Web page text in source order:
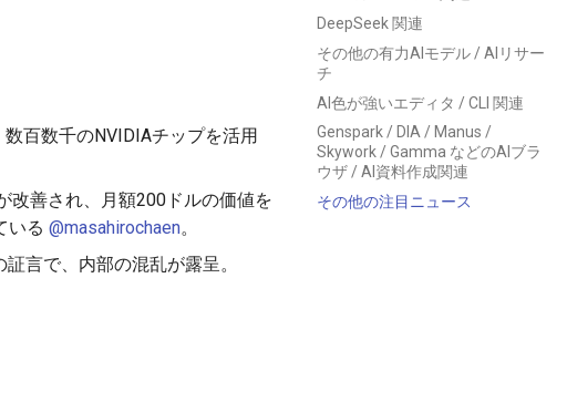
DeepSeek 関連
その他の有力AIモデル / AIリサー
チ
AI色が強いエディタ / CLI 関連
Genspark / DIA / Manus /
Skywork / Gamma などのAIブラ
ウザ / AI資料作成関連
その他の注目ニュース
百数千のNVIDIAチップを活用
改善され、月額200ドルの価値を
いる @masahirochaen。
言で、内部の混乱が露呈。